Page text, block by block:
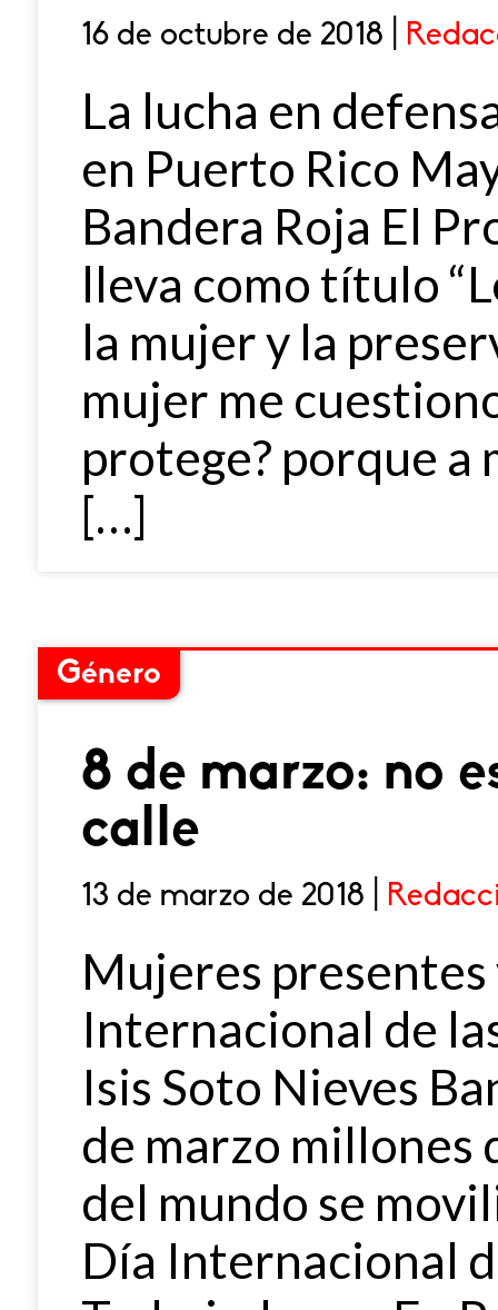
16 de octubre de 2018 |
La lucha en
en Puerto Rico
Bandera Roja El
lleva como título
la mujer y la
mujer me
protege? porque a
[…]
Género
8 de marzo: no
calle
13 de marzo de 2018 |
Mujeres
Internacional de
Isis Soto Nieves
de marzo millones
del mundo se
Día Internacional